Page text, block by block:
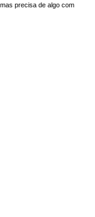
precisa de algo com